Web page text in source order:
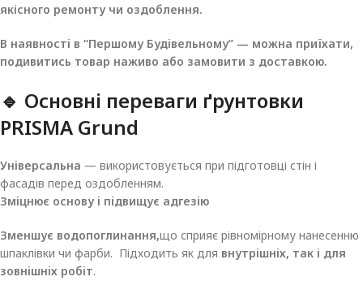
якісного ремонту чи оздоблення.
В наявності в “Першому Будівельному” — можна приїхати,
подивитись товар наживо або замовити з доставкою.
🔹 Основні переваги ґрунтовки
PRISMA Grund
Універсальна — використовується при підготовці стін і
фасадів перед оздобленням.
Зміцнює основу і підвищує адгезію
Зменшує водопоглинання,що сприяє рівномірному нанесенню
шпаклівки чи фарби. Підходить як для внутрішніх, так і для
зовнішніх робіт.